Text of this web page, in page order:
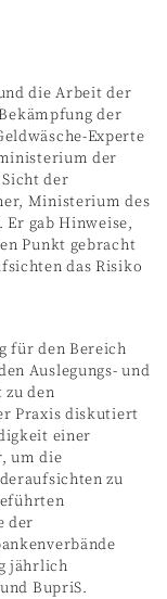
die Arbeit der
der
Experte
der
der
Ministerium des
gab Hinweise,
Punkt gebracht
das Risiko
für den Bereich
Auslegungs- und
zu den
Praxis diskutiert
einer
um die
zu
der
jährlich
BupriS.